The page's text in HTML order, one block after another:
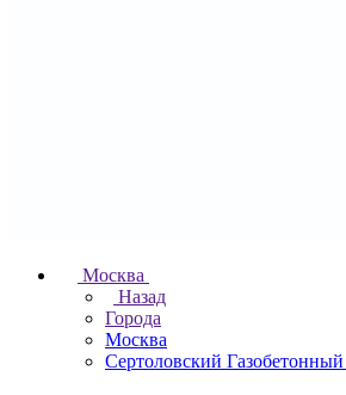
Москва
Назад
Города
Москва
Сертоловский